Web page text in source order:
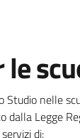
le
Studio nelle
dalla Legge
di: